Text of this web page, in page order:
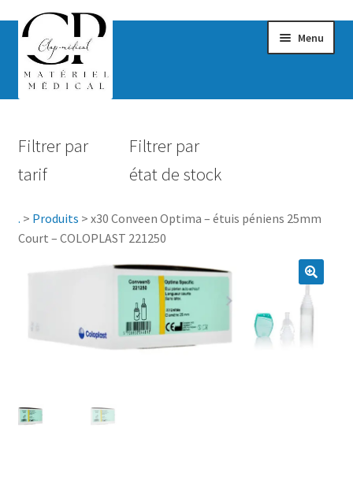
Menu
Hygiène
Maternité
Accessoires Salle de bain
Vêtements & Chaussures
Pro.
Filtrer par
tarif
Filtrer par
état de stock
. > Produits > x30 Conveen Optima – étuis péniens 25mm
Court – COLOPLAST 221250